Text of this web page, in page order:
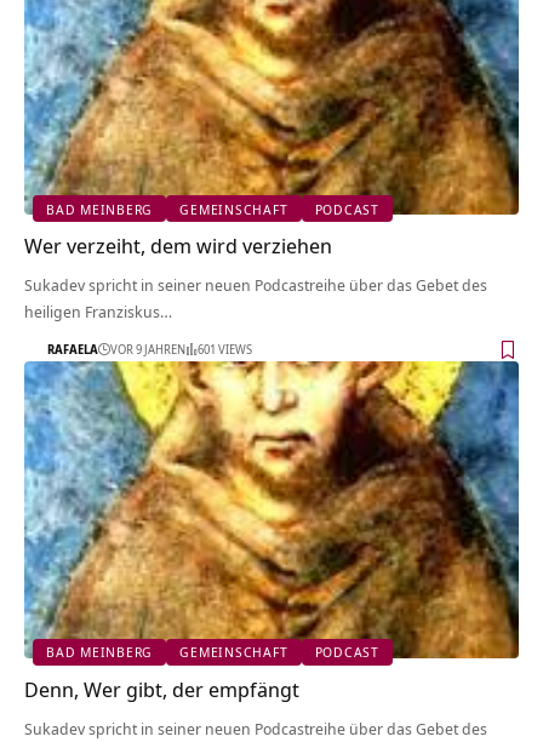
BAD MEINBERG GEMEINSCHAFT PODCAST
Wer verzeiht, dem wird verziehen
Sukadev spricht in seiner neuen Podcastreihe über das Gebet des
heiligen Franziskus…
RAFAELA VOR 9 JAHREN 601 VIEWS
BAD MEINBERG GEMEINSCHAFT PODCAST
Denn, Wer gibt, der empfängt
Sukadev spricht in seiner neuen Podcastreihe über das Gebet des